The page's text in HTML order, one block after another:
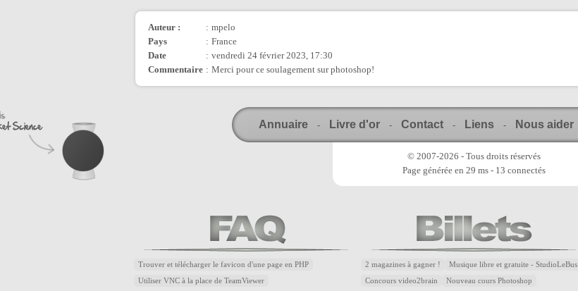
Auteur : : mpelo
Pays
: France
Date
: vendredi 24 février 2023, 17:30
Commentaire : Merci pour ce soulagement sur photoshop!
Annuaire - Livre d'or - Contact - Liens - Nous aider
© 2007-2026 - Tous droits réservés
Page générée en 29 ms - 13 connectés
Trouver et télécharger le favicon d'une page en PHP
Utiliser VNC à la place de TeamViewer
2 magazines à gagner ! Musique libre et gratuite - StudioLeBus
Concours video2brain Nouveau cours Photoshop